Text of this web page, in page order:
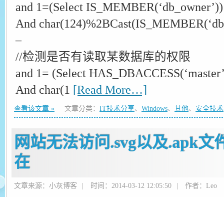
and 1=(Select IS_MEMBER(‘db_owner’))
And
–
//检测是否有读取某数据库的权限
and 1= (Select
And char(1 [Read More…]
查看该文章 » 文章分类： IT技术分享、 Windows、 其他、 安全技术
网站无法访问.svg以及.apk文
在
文章来源：小灰博客 时间：2014-03-12 12:05:50 作者：Leo